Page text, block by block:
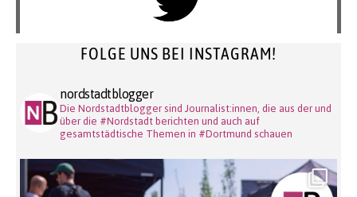
FOLGE UNS BEI INSTAGRAM!
nordstadtblogger
Die Nordstadtblogger sind Journalist:innen, die aus der und
über die #Nordstadt berichten und auch auf
gesamtstädtische Themen in #Dortmund schauen